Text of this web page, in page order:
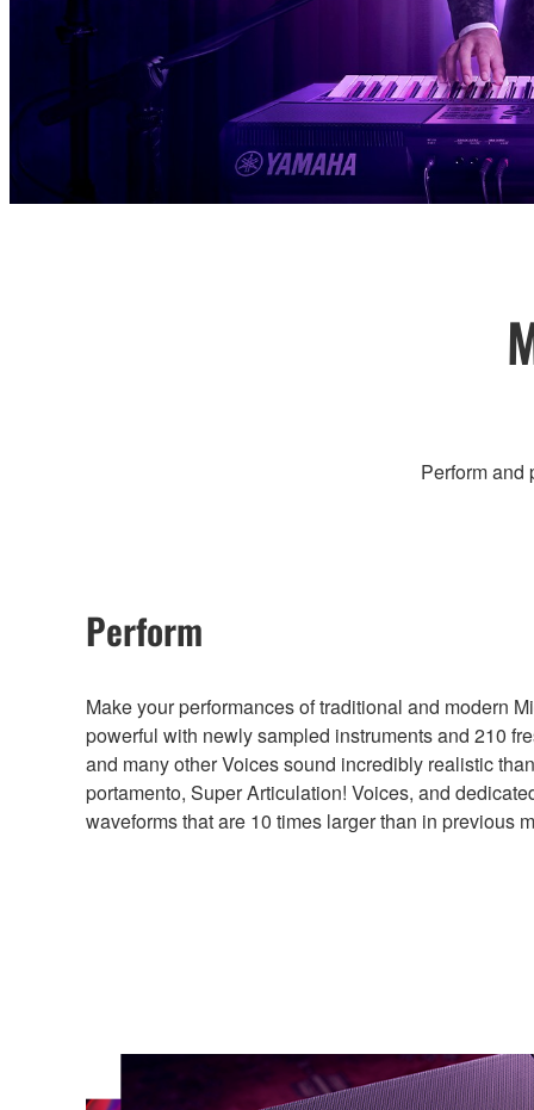
Perform and
Perform
Make your performances of traditional and modern
powerful with newly sampled instruments and 210
and many other Voices sound incredibly realistic
portamento, Super Articulation! Voices, and
waveforms that are 10 times larger than in previous